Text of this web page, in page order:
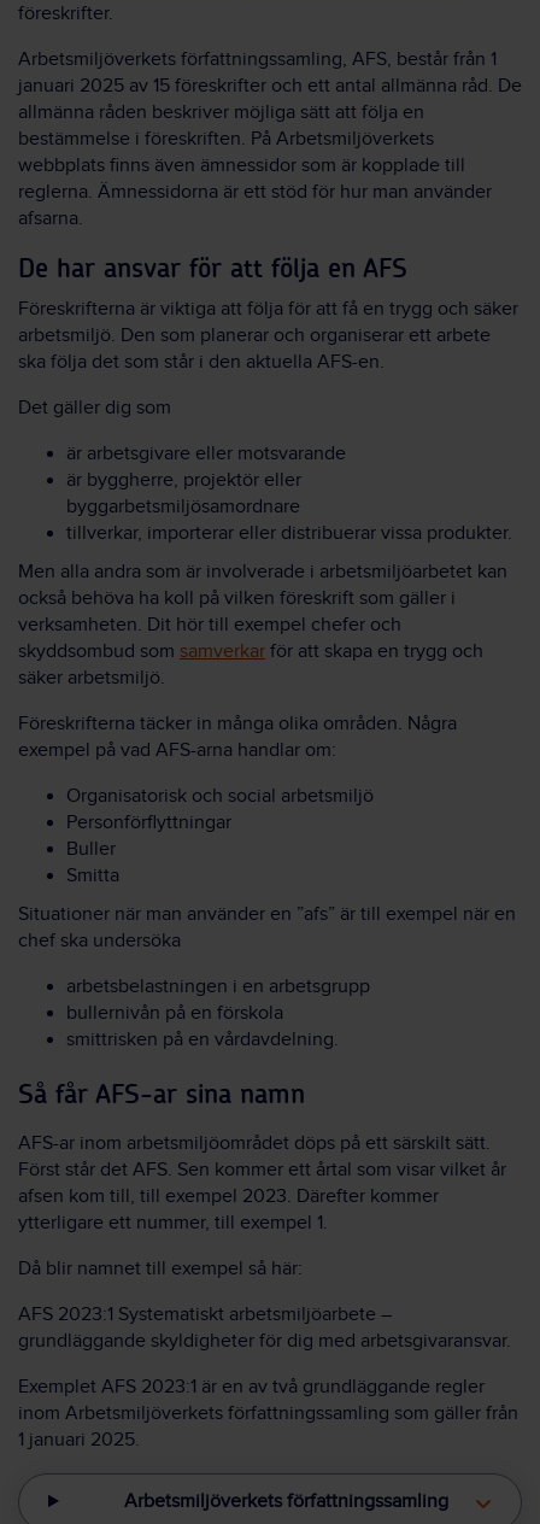
föreskrifter.
Arbetsmiljöverkets författningssamling, AFS, består från 1
januari 2025 av 15 föreskrifter och ett antal allmänna råd. De
allmänna råden beskriver möjliga sätt att följa en
bestämmelse i föreskriften. På Arbetsmiljöverkets
webbplats finns även ämnessidor som är kopplade till
reglerna. Ämnessidorna är ett stöd för hur man använder
afsarna.
De har ansvar för att följa en AFS
Föreskrifterna är viktiga att följa för att få en trygg och säker
arbetsmiljö. Den som planerar och organiserar ett arbete
ska följa det som står i den aktuella AFS-en.
Det gäller dig som
är arbetsgivare eller motsvarande
är byggherre, projektör eller
byggarbetsmiljösamordnare
tillverkar, importerar eller distribuerar vissa produkter.
Men alla andra som är involverade i arbetsmiljöarbetet kan
också behöva ha koll på vilken föreskrift som gäller i
verksamheten. Dit hör till exempel chefer och
skyddsombud som samverkar för att skapa en trygg och
säker arbetsmiljö.
Föreskrifterna täcker in många olika områden. Några
exempel på vad AFS-arna handlar om:
Organisatorisk och social arbetsmiljö
Personförflyttningar
Buller
Smitta
Situationer när man använder en ”afs” är till exempel när en
chef ska undersöka
arbetsbelastningen i en arbetsgrupp
bullernivån på en förskola
smittrisken på en vårdavdelning.
Så får AFS-ar sina namn
AFS-ar inom arbetsmiljöområdet döps på ett särskilt sätt.
Först står det AFS. Sen kommer ett årtal som visar vilket år
afsen kom till, till exempel 2023. Därefter kommer
ytterligare ett nummer, till exempel 1.
Då blir namnet till exempel så här:
AFS 2023:1 Systematiskt arbetsmiljöarbete –
grundläggande skyldigheter för dig med arbetsgivaransvar.
Exemplet AFS 2023:1 är en av två grundläggande regler
inom Arbetsmiljöverkets författningssamling som gäller från
1 januari 2025.
Arbetsmiljöverkets författningssamling